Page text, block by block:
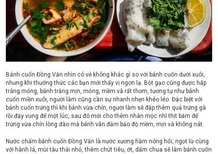
Bánh cuốn Đồng Văn nhìn có vẻ không khác gì so với bánh cuốn dưới xuôi,
nhưng khi thưởng thức các bạn mới thấy vị ngon lạ. Bột gạo cũng được hấp
tráng mỏng, bánh trắng mịn, mỏng, mềm và rất thơm, tương tự như bánh
cuốn miền xuôi, người làm cũng cần sự nhanh nhẹn khéo léo. Đặc biệt với
bánh cuốn trứng thì khi bánh vừa chín, người làm sẽ đập thêm quả trứng gà
rồi đậy vung để một lúc, sau đó mới cho thêm nhân mộc nhĩ thịt băm để
trứng vừa chín lòng đào mà bánh vẫn đảm bảo độ mềm, mịn và không nát.
Nước chấm bánh cuốn Đồng Văn là nước xương hầm nóng hổi, ngọt lừ cùng
với hành lá, mùi tàu thái nhỏ, thêm chút tiêu, ớt, dấm chua sẽ làm bánh cuốn